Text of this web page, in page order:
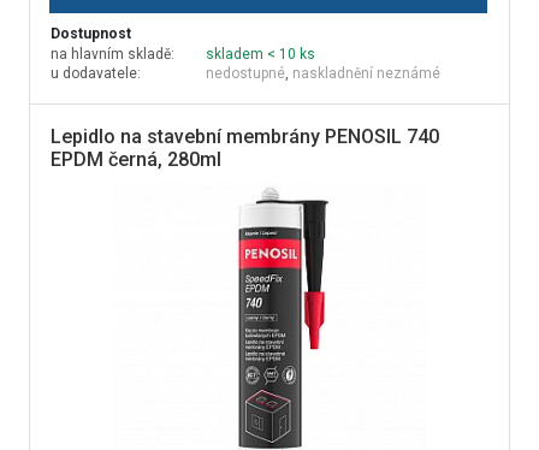
Dostupnost
na hlavním skladě:
skladem < 10 ks
u dodavatele:
nedostupné, naskladnění neznámé
Lepidlo na stavební membrány PENOSIL 740
EPDM černá, 280ml